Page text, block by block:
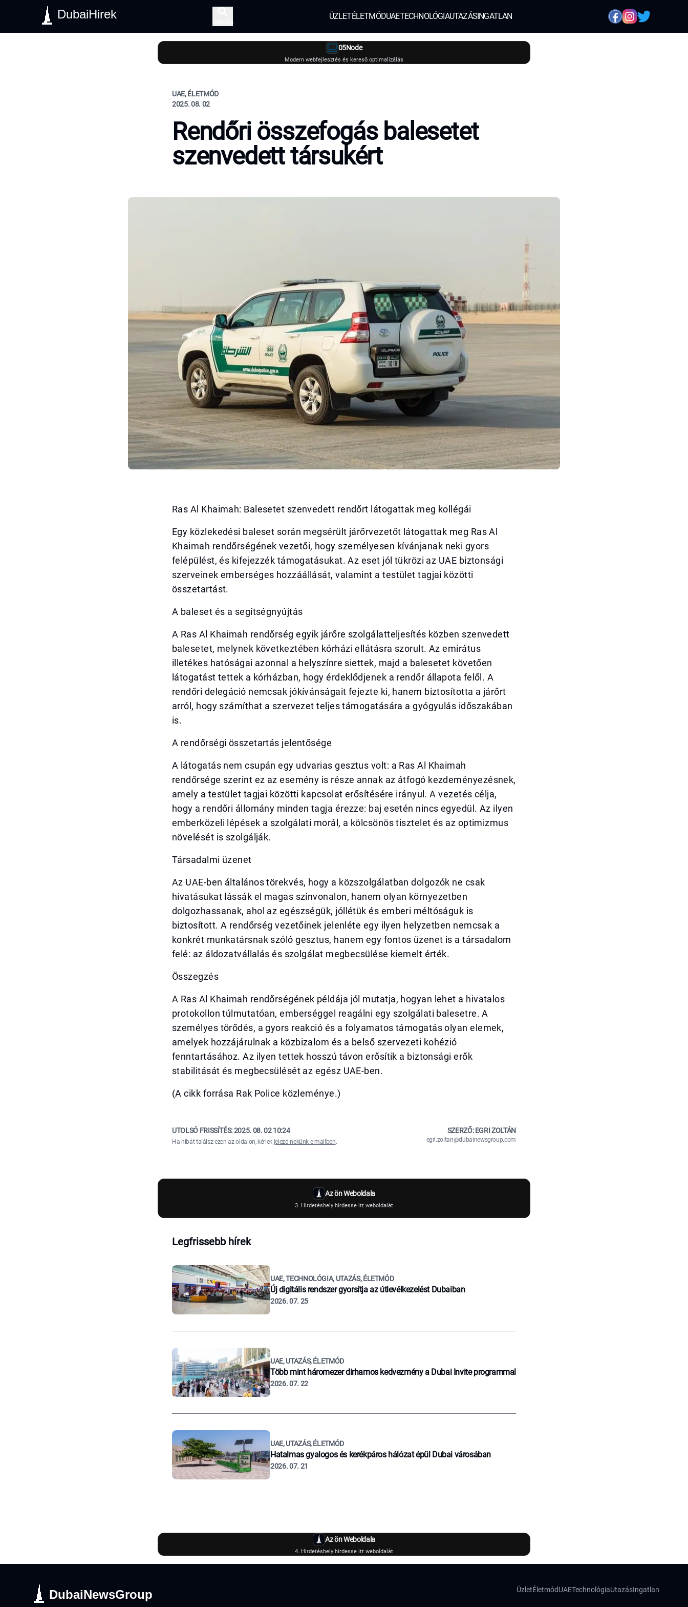
DubaiHirek
Keresés
ÜZLETÉLETMÓDUAETECHNOLÓGIAUTAZÁSINGATLAN
05Node
Modern webfejlesztés és kereső optimalizálás
UAE, ÉLETMÓD
2025. 08. 02
Rendőri összefogás balesetet
szenvedett társukért
Ras Al Khaimah: Balesetet szenvedett rendőrt látogattak meg kollégái
Egy közlekedési baleset során megsérült járőrvezetőt látogattak meg Ras Al
Khaimah rendőrségének vezetői, hogy személyesen kívánjanak neki gyors
felépülést, és kifejezzék támogatásukat. Az eset jól tükrözi az UAE biztonsági
szerveinek emberséges hozzáállását, valamint a testület tagjai közötti
összetartást.
A baleset és a segítségnyújtás
A Ras Al Khaimah rendőrség egyik járőre szolgálatteljesítés közben szenvedett
balesetet, melynek következtében kórházi ellátásra szorult. Az emirátus
illetékes hatóságai azonnal a helyszínre siettek, majd a balesetet követően
látogatást tettek a kórházban, hogy érdeklődjenek a rendőr állapota felől. A
rendőri delegáció nemcsak jókívánságait fejezte ki, hanem biztosította a járőrt
arról, hogy számíthat a szervezet teljes támogatására a gyógyulás időszakában
is.
A rendőrségi összetartás jelentősége
A látogatás nem csupán egy udvarias gesztus volt: a Ras Al Khaimah
rendőrsége szerint ez az esemény is része annak az átfogó kezdeményezésnek,
amely a testület tagjai közötti kapcsolat erősítésére irányul. A vezetés célja,
hogy a rendőri állomány minden tagja érezze: baj esetén nincs egyedül. Az ilyen
emberközeli lépések a szolgálati morál, a kölcsönös tisztelet és az optimizmus
növelését is szolgálják.
Társadalmi üzenet
Az UAE-ben általános törekvés, hogy a közszolgálatban dolgozók ne csak
hivatásukat lássák el magas színvonalon, hanem olyan környezetben
dolgozhassanak, ahol az egészségük, jóllétük és emberi méltóságuk is
biztosított. A rendőrség vezetőinek jelenléte egy ilyen helyzetben nemcsak a
konkrét munkatársnak szóló gesztus, hanem egy fontos üzenet is a társadalom
felé: az áldozatvállalás és szolgálat megbecsülése kiemelt érték.
Összegzés
A Ras Al Khaimah rendőrségének példája jól mutatja, hogyan lehet a hivatalos
protokollon túlmutatóan, emberséggel reagálni egy szolgálati balesetre. A
személyes törődés, a gyors reakció és a folyamatos támogatás olyan elemek,
amelyek hozzájárulnak a közbizalom és a belső szervezeti kohézió
fenntartásához. Az ilyen tettek hosszú távon erősítik a biztonsági erők
stabilitását és megbecsülését az egész UAE-ben.
(A cikk forrása Rak Police közleménye.)
UTOLSÓ FRISSÍTÉS:2025. 08. 02 10:24
Ha hibát találsz ezen az oldalon, kérlek jelezd nekünk e-mailben.
SZERZŐ: EGRI ZOLTÁN
egri.zoltan@dubainewsgroup.com
Az ön Weboldala
3. Hirdetéshely hirdesse itt weboldalát
Legfrissebb hírek
UAE, TECHNOLÓGIA, UTAZÁS, ÉLETMÓD
Új digitális rendszer gyorsítja az útlevélkezelést Dubaiban
2026. 07. 25
UAE, UTAZÁS, ÉLETMÓD
Több mint háromezer dirhamos kedvezmény a Dubai Invite programmal
2026. 07. 22
UAE, UTAZÁS, ÉLETMÓD
Hatalmas gyalogos és kerékpáros hálózat épül Dubai városában
2026. 07. 21
Az ön Weboldala
4. Hirdetéshely hirdesse itt weboldalát
DubaiNewsGroup ÜzletÉletmódUAETechnológiaUtazásIngatlan